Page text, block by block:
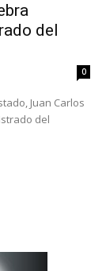
del
0
Juan Carlos
del